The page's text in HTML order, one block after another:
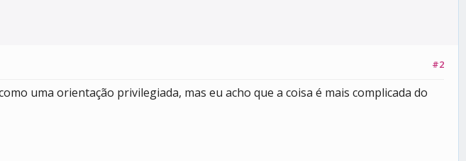
#2
uma orientação privilegiada, mas eu acho que a coisa é mais complicada do